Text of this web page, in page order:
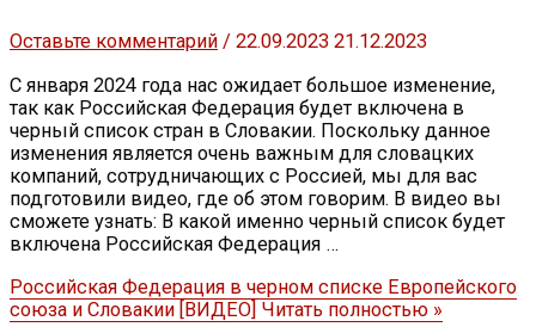
Оставьте комментарий / 22.09.2023 21.12.2023
С января 2024 года нас ожидает большое изменение,
так как Российская Федерация будет включена в
черный список стран в Словакии. Поскольку данное
изменения является очень важным для словацких
компаний, сотрудничающих с Россией, мы для вас
подготовили видео, где об этом говорим. В видео вы
сможете узнать: В какой именно черный список будет
включена Российская Федерация …
Российская Федерация в черном списке Европейского
союза и Словакии [ВИДЕО] Читать полностью »